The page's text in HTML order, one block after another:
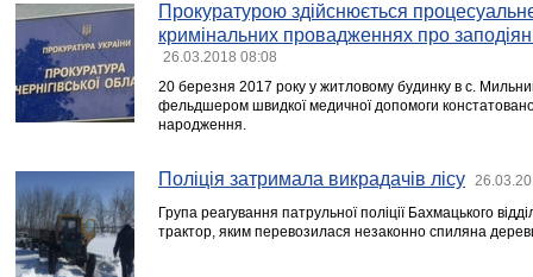
Прокуратурою здійснюється
кримінальних провадженнях про
26.03.2018 08:08
20 березня 2017 року у житловому будинку в с.
фельдшером швидкої медичної допомоги
народження.
Поліція затримала викрадачів лісу
Група реагування патрульної поліції Бахмацького
трактор, яким перевозилася незаконно спиляна